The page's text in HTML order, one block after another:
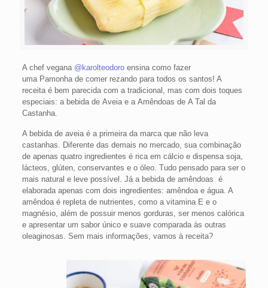
A chef vegana @karolteodoroensina como fazer
uma Pamonha de comer rezando para todos os santos! A
receita é bem parecida com a tradicional, mas com dois toques
especiais: a bebida de Aveia e a Amêndoas de A Tal da
Castanha.
A bebida de aveia é a primeira da marca que não leva
castanhas. Diferente das demais no mercado, sua combinação
de apenas quatro ingredientes é rica em cálcio e dispensa soja,
lácteos, glúten, conservantes e o óleo. Tudo pensado para ser o
mais natural e leve possível. Já a bebida de amêndoas é
elaborada apenas com dois ingredientes: amêndoa e água. A
amêndoa é repleta de nutrientes, como a vitamina E e o
magnésio, além de possuir menos gorduras, ser menos calórica
e apresentar um sabor único e suave comparada às outras
oleaginosas. Sem mais informações, vamos à receita?